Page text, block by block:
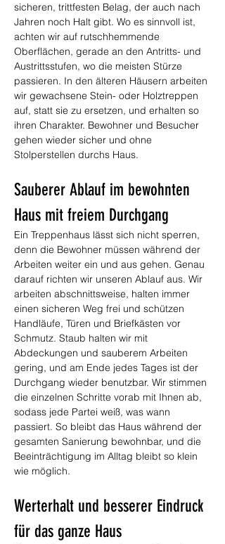
sicheren, trittfesten Belag, der auch nach
Jahren noch Halt gibt. Wo es sinnvoll ist,
achten wir auf rutschhemmende
Oberflächen, gerade an den Antritts- und
Austrittsstufen, wo die meisten Stürze
passieren. In den älteren Häusern arbeiten
wir gewachsene Stein- oder Holztreppen
auf, statt sie zu ersetzen, und erhalten so
ihren Charakter. Bewohner und Besucher
gehen wieder sicher und ohne
Stolperstellen durchs Haus.
Sauberer Ablauf im bewohnten
Haus mit freiem Durchgang
Ein Treppenhaus lässt sich nicht sperren,
denn die Bewohner müssen während der
Arbeiten weiter ein und aus gehen. Genau
darauf richten wir unseren Ablauf aus. Wir
arbeiten abschnittsweise, halten immer
einen sicheren Weg frei und schützen
Handläufe, Türen und Briefkästen vor
Schmutz. Staub halten wir mit
Abdeckungen und sauberem Arbeiten
gering, und am Ende jedes Tages ist der
Durchgang wieder benutzbar. Wir stimmen
die einzelnen Schritte vorab mit Ihnen ab,
sodass jede Partei weiß, was wann
passiert. So bleibt das Haus während der
gesamten Sanierung bewohnbar, und die
Beeinträchtigung im Alltag bleibt so klein
wie möglich.
Werterhalt und besserer Eindruck
für das ganze Haus